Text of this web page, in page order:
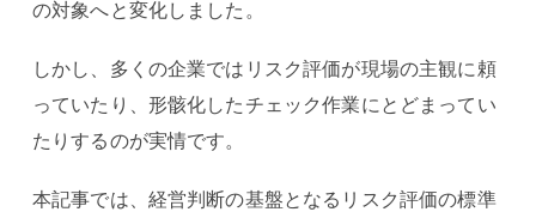
の対象へと変化しました。
しかし、多くの企業ではリスク評価が現場の主観に頼
っていたり、形骸化したチェック作業にとどまってい
たりするのが実情です。
本記事では、経営判断の基盤となるリスク評価の標準